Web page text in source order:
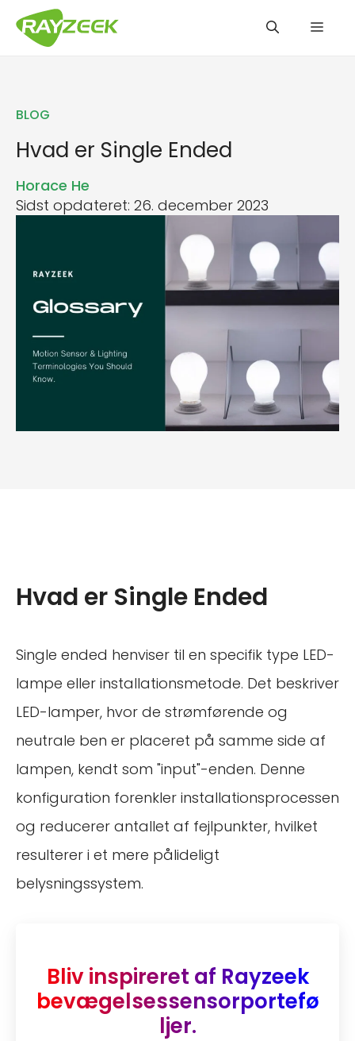
BLOG
Hvad er Single Ended
Horace He
Sidst opdateret: 26. december 2023
Hvad er Single Ended
Single ended henviser til en specifik type LED-
lampe eller installationsmetode. Det beskriver
LED-lamper, hvor de strømførende og
neutrale ben er placeret på samme side af
lampen, kendt som "input"-enden. Denne
konfiguration forenkler installationsprocessen
og reducerer antallet af fejlpunkter, hvilket
resulterer i et mere pålideligt
belysningssystem.
Bliv inspireret af Rayzeek
bevægelsessensorportefø
ljer.